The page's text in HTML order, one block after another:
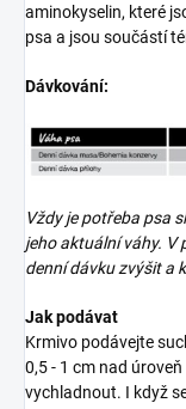
aminokyselin, které
psa a jsou součástí
Dávkování:
Vždy je potřeba psa
jeho aktuální váhy. V
denní dávku zvýšit a
Jak podávat
Krmivo podávejte
0,5 - 1 cm nad
vychladnout. I když